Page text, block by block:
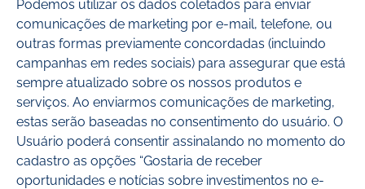
Podemos utilizar os dados coletados para enviar
comunicações de marketing por e-mail, telefone, ou
outras formas previamente concordadas (incluindo
campanhas em redes sociais) para assegurar que está
sempre atualizado sobre os nossos produtos e
serviços. Ao enviarmos comunicações de marketing,
estas serão baseadas no consentimento do usuário. O
Usuário poderá consentir assinalando no momento do
cadastro as opções “Gostaria de receber
oportunidades e notícias sobre investimentos no e-